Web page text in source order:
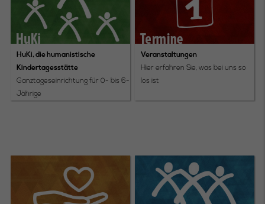
HuKi, die humanistische
Kindertagesstätte
Ganztageseinrichtung für 0- bis 6-
Jährige
Veranstaltungen
Hier erfahren Sie, was bei uns so
los ist